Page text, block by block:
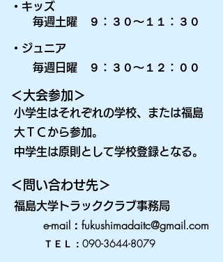
・キッズ
毎週土曜 ９：３０～１１：３０
・ジュニア
毎週日曜 ９：３０～１２：００
＜大会参加＞
小学生はそれぞれの学校、または福島
大ＴＣから参加。
中学生は原則として学校登録となる。
＜問い合わせ先＞
福島大学トラッククラブ事務局
e-mail： fukushimadaitc@gmail.com
ＴＥＬ：090-3644-8079